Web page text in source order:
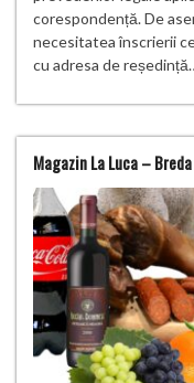
corespondență. De
necesitatea înscrierii
cu adresa de
Magazin La Luca – Breda